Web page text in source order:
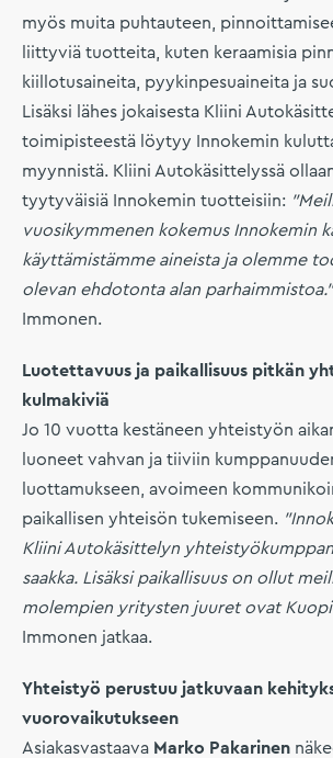
myös muita puhtauteen,
liittyviä tuotteita, kuten keraamisia
kiillotusaineita, pyykinpesuaineita ja
Lisäksi lähes jokaisesta Kliini
toimipisteestä löytyy Innokemin
myynnistä. Kliini Autokäsittelyssä
tyytyväisiä Innokemin tuotteisiin:
vuosikymmenen kokemus Innokemin
käyttämistämme aineista ja olemme
olevan ehdotonta alan parhaimmistoa.”
Immonen.
Luotettavuus ja paikallisuus pitkän
kulmakiviä
Jo 10 vuotta kestäneen yhteistyön
luoneet vahvan ja tiiviin
luottamukseen, avoimeen
paikallisen yhteisön tukemiseen.
Kliini Autokäsittelyn
saakka. Lisäksi paikallisuus on ollut
molempien yritysten juuret ovat
Immonen jatkaa.
Yhteistyö perustuu jatkuvaan
vuorovaikutukseen
Asiakasvastaava Marko Pakarinen